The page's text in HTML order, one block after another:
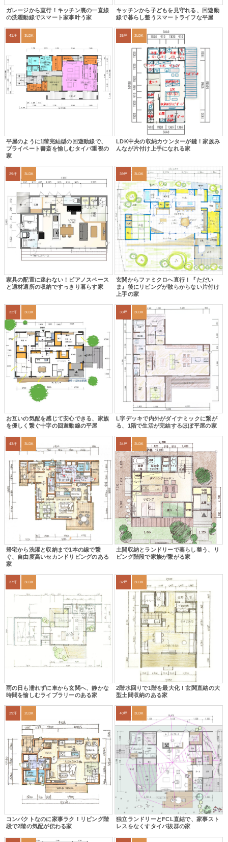
ガレージから直行！キッチン裏の一直線
の洗濯動線でスマート家事叶う家
キッチンから子どもを見守れる、回遊動
線で暮らし整うスマートライフな平屋
41坪 3LDK
平屋のように1階完結型の回遊動線で、
プライベート書斎を愉しむタイパ重視の
家
35坪 2LDK
LDK中央の収納カウンターが鍵！家族み
んなが片付け上手になれる家
29坪 3LDK
家具の配置に迷わない！ピアノスペース
と適材適所の収納ですっきり暮らす家
39坪 3LDK
玄関からファミクロへ直行！『ただい
ま』後にリビングが散らからない片付け
上手の家
32坪 3LDK
お互いの気配を感じて安心できる、家族
を優しく繋ぐ十字の回遊動線の平屋
33坪 3LDK
L字デッキで内外がダイナミックに繋が
る、1階で生活が完結するほぼ平屋の家
43坪 3LDK
帰宅から洗濯と収納まで1本の線で繋
ぐ、自由度高いセカンドリビングのある
家
34坪 2LDK
土間収納とランドリーで暮らし整う、リ
ビング階段で家族が繋がる家
37坪 3LDK
雨の日も濡れずに車から玄関へ、静かな
時間を愉しむライブラリーのある家
32坪 3LDK
2階水回りで1階を最大化！玄関直結の大
型土間収納のある家
29坪 2LDK
コンパクトなのに家事ラク！リビング階
段で2階の気配が伝わる家
40坪 3LDK
独立ランドリーとFCL直結で、家事スト
レスをなくすタイパ抜群の家